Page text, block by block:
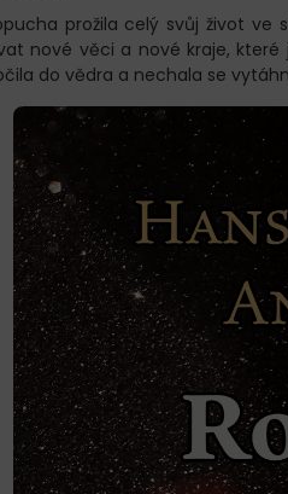
prožila celý svůj život
nové věci a nové kraje,
do vědra a nechala se